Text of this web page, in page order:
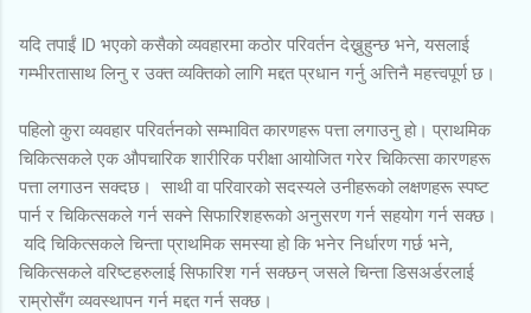
यदि तपाईं ID भएको कसैको व्यवहारमा कठोर परिवर्तन देख्नुहुन्छ भने, यसलाई
गम्भीरतासाथ लिनु र उक्त व्यक्तिको लागि मद्दत प्रधान गर्नु अत्तिनै महत्त्वपूर्ण छ।
पहिलो कुरा व्यवहार परिवर्तनको सम्भावित कारणहरू पत्ता लगाउनु हो। प्राथमिक
चिकित्सकले एक औपचारिक शारीरिक परीक्षा आयोजित गरेर चिकित्सा कारणहरू
पत्ता लगाउन सक्दछ। साथी वा परिवारको सदस्यले उनीहरूको लक्षणहरू स्पष्ट
पार्न र चिकित्सकले गर्न सक्ने सिफारिशहरूको अनुसरण गर्न सहयोग गर्न सक्छ।
यदि चिकित्सकले चिन्ता प्राथमिक समस्या हो कि भनेर निर्धारण गर्छ भने,
चिकित्सकले वरिष्टहरुलाई सिफारिश गर्न सक्छन् जसले चिन्ता डिसअर्डरलाई
राम्रोसँग व्यवस्थापन गर्न मद्दत गर्न सक्छ।